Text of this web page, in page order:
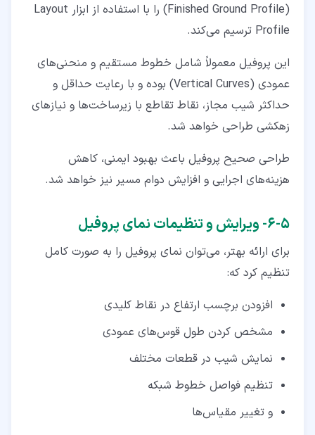
(Finished Ground Profile) را با استفاده از ابزار Layout
Profile ترسیم می‌کند.
این پروفیل معمولاً شامل خطوط مستقیم و منحنی‌های
عمودی (Vertical Curves) بوده و با رعایت حداقل و
حداکثر شیب مجاز، نقاط تقاطع با زیرساخت‌ها و نیازهای
زهکشی طراحی خواهد شد.
طراحی صحیح پروفیل باعث بهبود ایمنی، کاهش
هزینه‌های اجرایی و افزایش دوام مسیر نیز خواهد شد.
۵‏-‏۶‏- ویرایش و تنظیمات نمای پروفیل
برای ارائه بهتر، می‌توان نمای پروفیل را به‌ صورت کامل
تنظیم کرد که:
افزودن برچسب ارتفاع در نقاط کلیدی
مشخص ‌کردن طول قوس‌های عمودی
نمایش شیب در قطعات مختلف
تنظیم فواصل خطوط شبکه
و تغییر مقیاس‌ها